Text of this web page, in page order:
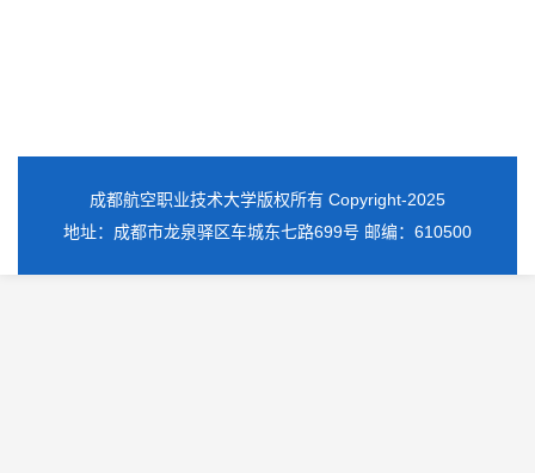
成都航空职业技术大学版权所有 Copyright-2025
地址：成都市龙泉驿区车城东七路699号 邮编：610500